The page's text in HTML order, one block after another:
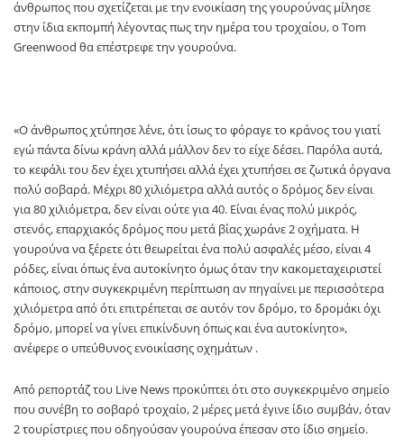
άνθρωπος που σχετίζεται με την ενοικίαση της γουρούνας μίλησε
στην ίδια εκπομπή λέγοντας πως την ημέρα του τροχαίου, ο Tom
Greenwood θα επέστρεφε την γουρούνα.
«Ο άνθρωπος χτύπησε λένε, ότι ίσως το φόραγε το κράνος του γιατί
εγώ πάντα δίνω κράνη αλλά μάλλον δεν το είχε δέσει. Παρόλα αυτά,
το κεφάλι του δεν έχει χτυπήσει αλλά έχει χτυπήσει σε ζωτικά όργανα
πολύ σοβαρά. Μέχρι 80 χιλιόμετρα αλλά αυτός ο δρόμος δεν είναι
για 80 χιλιόμετρα, δεν είναι ούτε για 40. Είναι ένας πολύ μικρός,
στενός, επαρχιακός δρόμος που μετά βίας χωράνε 2 οχήματα. Η
γουρούνα να ξέρετε ότι θεωρείται ένα πολύ ασφαλές μέσο, είναι 4
ρόδες, είναι όπως ένα αυτοκίνητο όμως όταν την κακομεταχειριστεί
κάποιος, στην συγκεκριμένη περίπτωση αν πηγαίνει με περισσότερα
χιλιόμετρα από ότι επιτρέπεται σε αυτόν τον δρόμο, το δρομάκι όχι
δρόμο, μπορεί να γίνει επικίνδυνη όπως και ένα αυτοκίνητο»,
ανέφερε ο υπεύθυνος ενοικίασης οχημάτων .
Από ρεπορτάζ του Live News προκύπτει ότι στο συγκεκριμένο σημείο
που συνέβη το σοβαρό τροχαίο, 2 μέρες μετά έγινε ίδιο συμβάν, όταν
2 τουρίστριες που οδηγούσαν γουρούνα έπεσαν στο ίδιο σημείο.